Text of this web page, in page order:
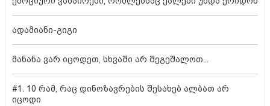
ადამიანი-გიგი
მანანა ვარ იცოდეთ, სხვაში არ შეგეშალოთ...
#1. 10 რამ, რაც დინოზავრების შესახებ ალბათ არ
იცოდი